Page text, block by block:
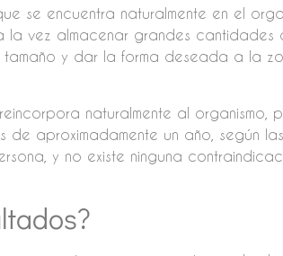
se encuentra naturalmente en el
vez almacenar grandes cantidades
tamaño y dar la forma deseada a la
naturalmente al organismo,
aproximadamente un año, según las
y no existe ninguna